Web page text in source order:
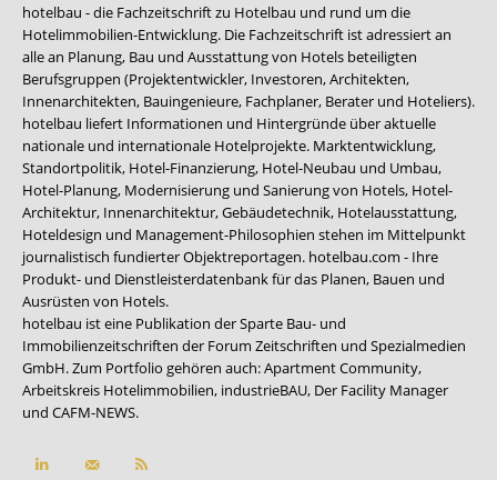
hotelbau - die Fachzeitschrift zu Hotelbau und rund um die
Hotelimmobilien-Entwicklung. Die Fachzeitschrift ist adressiert an
alle an Planung, Bau und Ausstattung von Hotels beteiligten
Berufsgruppen (Projektentwickler, Investoren, Architekten,
Innenarchitekten, Bauingenieure, Fachplaner, Berater und Hoteliers).
hotelbau liefert Informationen und Hintergründe über aktuelle
nationale und internationale Hotelprojekte. Marktentwicklung,
Standortpolitik, Hotel-Finanzierung, Hotel-Neubau und Umbau,
Hotel-Planung, Modernisierung und Sanierung von Hotels, Hotel-
Architektur, Innenarchitektur, Gebäudetechnik, Hotelausstattung,
Hoteldesign und Management-Philosophien stehen im Mittelpunkt
journalistisch fundierter Objektreportagen. hotelbau.com - Ihre
Produkt- und Dienstleisterdatenbank für das Planen, Bauen und
Ausrüsten von Hotels.
hotelbau ist eine Publikation der Sparte Bau- und
Immobilienzeitschriften der Forum Zeitschriften und Spezialmedien
GmbH. Zum Portfolio gehören auch:Apartment Community,
Arbeitskreis Hotelimmobilien, industrieBAU, Der Facility Manager
und CAFM-NEWS.